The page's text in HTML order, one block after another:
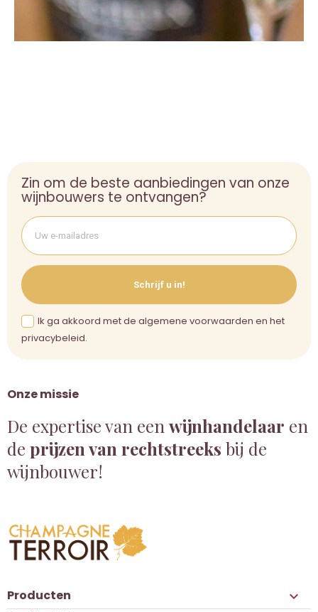
Onze missie
De expertise van een wijnhandelaar en
de prijzen van rechtstreeks bij de
wijnbouwer!
Zin om de beste aanbiedingen van onze
wijnbouwers te ontvangen?
Schrijf u in!
Ik ga akkoord met de algemene voorwaarden en het
privacybeleid.
Producten 